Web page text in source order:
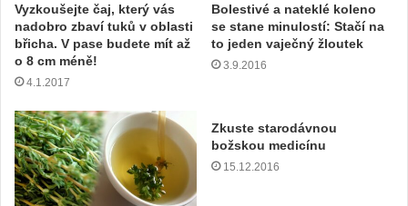
Vyzkoušejte čaj, který vás
nadobro zbaví tuků v oblasti
břicha. V pase budete mít až
o 8 cm méně!
4.1.2017
Bolestivé a nateklé koleno
se stane minulostí: Stačí na
to jeden vaječný žloutek
3.9.2016
Zkuste starodávnou
božskou medicínu
15.12.2016